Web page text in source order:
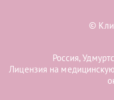
©
Россия,
Лицензия на